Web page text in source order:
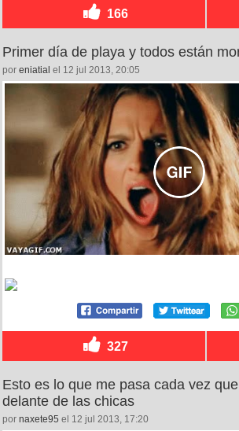
166
Primer día de playa y todos están
por eniatial el 12 jul 2013, 20:05
327
Esto es lo que me pasa cada vez
delante de las chicas
por naxete95 el 12 jul 2013, 17:20